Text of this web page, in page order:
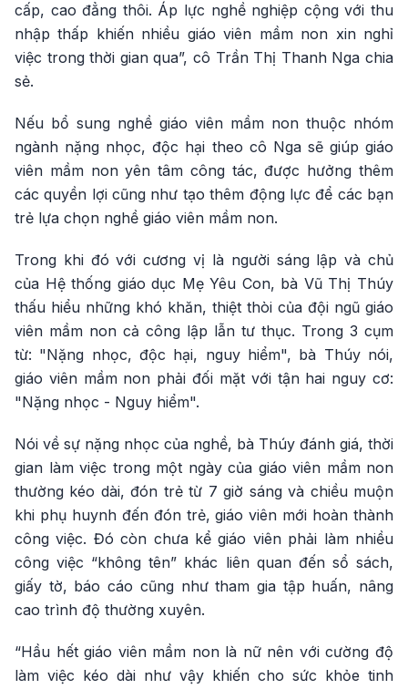
cấp, cao đẳng thôi. Áp lực nghề nghiệp cộng với thu
nhập thấp khiến nhiều giáo viên mầm non xin nghỉ
việc trong thời gian qua”, cô Trần Thị Thanh Nga chia
sẻ.
Nếu bổ sung nghề giáo viên mầm non thuộc nhóm
ngành nặng nhọc, độc hại theo cô Nga sẽ giúp giáo
viên mầm non yên tâm công tác, được hưởng thêm
các quyền lợi cũng như tạo thêm động lực để các bạn
trẻ lựa chọn nghề giáo viên mầm non.
Trong khi đó với cương vị là người sáng lập và chủ
của Hệ thống giáo dục Mẹ Yêu Con, bà Vũ Thị Thúy
thấu hiểu những khó khăn, thiệt thòi của đội ngũ giáo
viên mầm non cả công lập lẫn tư thục. Trong 3 cụm
từ: "Nặng nhọc, độc hại, nguy hiểm", bà Thúy nói,
giáo viên mầm non phải đối mặt với tận hai nguy cơ:
"Nặng nhọc - Nguy hiểm".
Nói về sự nặng nhọc của nghề, bà Thúy đánh giá, thời
gian làm việc trong một ngày của giáo viên mầm non
thường kéo dài, đón trẻ từ 7 giờ sáng và chiều muộn
khi phụ huynh đến đón trẻ, giáo viên mới hoàn thành
công việc. Đó còn chưa kể giáo viên phải làm nhiều
công việc “không tên” khác liên quan đến sổ sách,
giấy tờ, báo cáo cũng như tham gia tập huấn, nâng
cao trình độ thường xuyên.
“Hầu hết giáo viên mầm non là nữ nên với cường độ
làm việc kéo dài như vậy khiến cho sức khỏe tinh